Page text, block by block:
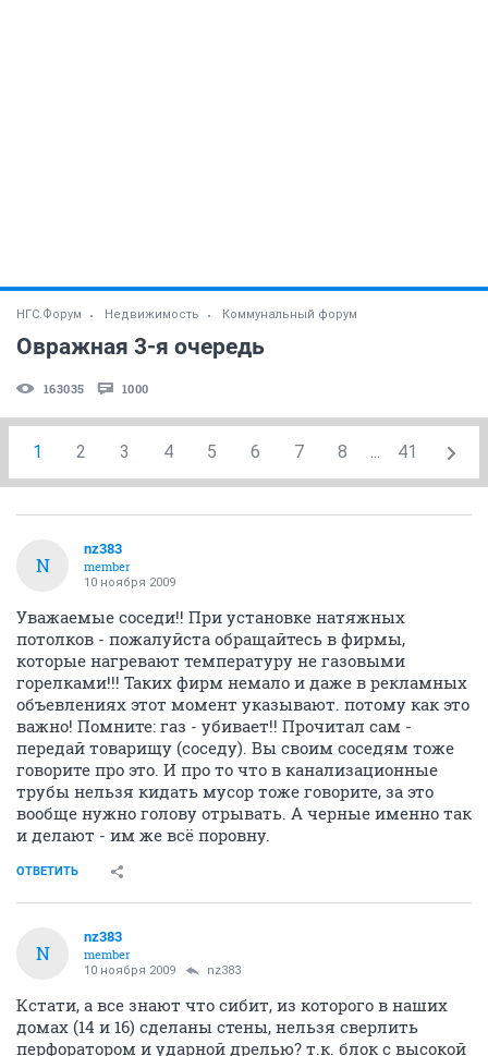
НГС.Форум Недвижимость Коммунальный форум
Овражная 3-я очередь
163035 1000
1 2 3 4 5 6 7 8 ... 41
N
nz383
member
10 ноября 2009
Уважаемые соседи!! При установке натяжных
потолков - пожалуйста обращайтесь в фирмы,
которые нагревают температуру не газовыми
горелками!!! Таких фирм немало и даже в рекламных
объевлениях этот момент указывают. потому как это
важно! Помните: газ - убивает!! Прочитал сам -
передай товарищу (соседу). Вы своим соседям тоже
говорите про это. И про то что в канализационные
трубы нельзя кидать мусор тоже говорите, за это
вообще нужно голову отрывать. А черные именно так
и делают - им же всё поровну.
ОТВЕТИТЬ
N
nz383
member
10 ноября 2009 nz383
Кстати, а все знают что сибит, из которого в наших
домах (14 и 16) сделаны стены, нельзя сверлить
перфоратором и ударной дрелью? т.к. блок с высокой